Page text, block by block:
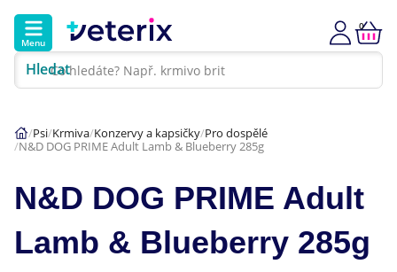
Menu
Hledat
0
Hlavní kategorie
Akce
Psi Krmiva Konzervy a kapsičky Pro dospělé
N&D DOG PRIME Adult Lamb & Blueberry 285g
N&D DOG PRIME Adult
Lamb & Blueberry 285g